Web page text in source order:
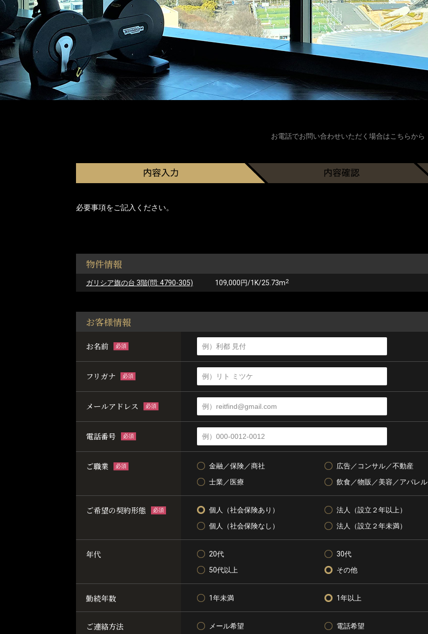
お電話でお問い合わせいただく場合はこちらから
必要事項をご記入ください。
物件情報
ガリシア旗の台 3階(問: 4790-305) 109,000円/1K/25.73m2
お客様情報
お名前 必須
フリガナ 必須
メールアドレス 必須
電話番号 必須
ご職業 必須 金融／保険／商社 広告／コンサル／不動産
士業／医療
飲食／物販／美容／アパレル
ご希望の契約形態 必須 個人（社会保険あり） 法人（設立２年以上）
個人（社会保険なし）
法人（設立２年未満）
年代 20代 30代
50代以上
その他
勤続年数 1年未満 1年以上
ご連絡方法 メール希望 電話希望